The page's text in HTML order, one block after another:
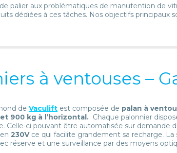
palier aux problématiques de manutention de
dédiées à ces tâches. Nos objectifs principaux
à ventouses –
de Vaculift est composée de palan à
900 kg à l’horizontal. Chaque palonnier
Celle-ci pouvant être automatisée sur demande
230Vce qui facilite grandement sa recharge.
réserve et une surveillance par des moyens